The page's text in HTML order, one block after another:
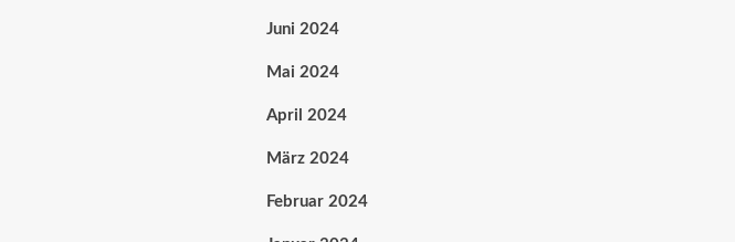
Juni 2024
Mai 2024
April 2024
März 2024
Februar 2024